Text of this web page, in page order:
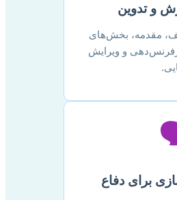
مقدمه، بخش‌های
و ویرایش